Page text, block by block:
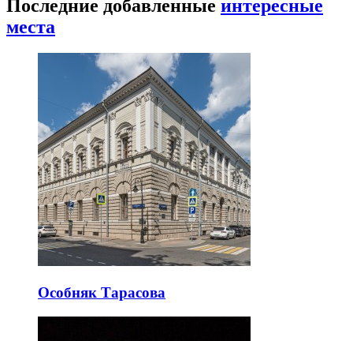
Последние добавленные интересные
места
Особняк Тарасова